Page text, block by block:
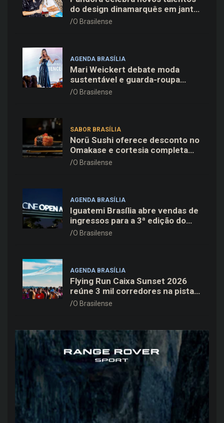
do design dinamarquês em jantar
exclusivo no restaurante Daphne
O Brasilense
AGENDA BRASÍLIA
Mari Weickert debate moda
sustentável e guarda-roupa
inteligente no ParkShopping
O Brasilense
SABOR BRASÍLIA
Norū Sushi oferece desconto no
Omakase e cortesia completa
para os pais neste domingo
O Brasilense
AGENDA BRASÍLIA
Iguatemi Brasília abre vendas de
ingressos para a 3ª edição do
Cine Open Air
O Brasilense
AGENDA BRASÍLIA
Flying Run Caixa Sunset 2026
reúne 3 mil corredores na pista
do Aeroporto de Brasília neste
O Brasilense